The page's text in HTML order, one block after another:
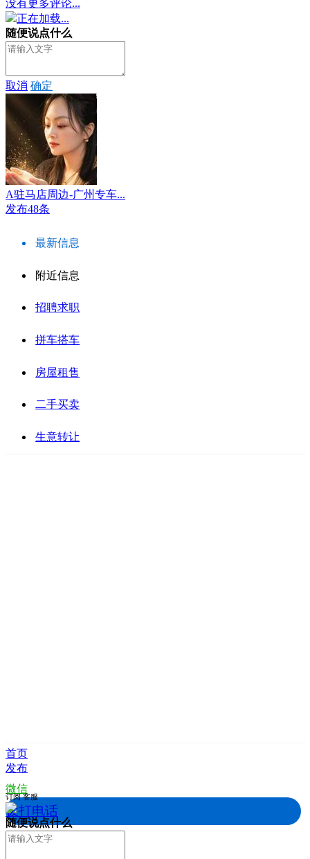
没有更多评论...
正在加载...
随便说点什么
取消 确定
A驻马店周边-广州专车...
发布48条
最新信息
附近信息
招聘求职
拼车搭车
房屋租售
二手买卖
生意转让
首页
发布
微信
拨打电话
订阅 客服
随便说点什么